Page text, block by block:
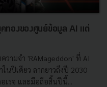
ทองของศูนย์ข้อมูล AI แต่
ามจำ 'RAMageddon' ที่ AI
นปีเดียว ลากยาวถึงปี 2030
เรจ และมือถือสิ้นปีนี้...